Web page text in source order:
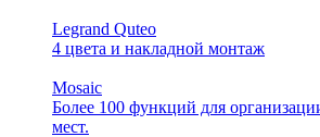
Legrand Quteo
4 цвета и накладной монтаж
Mosaic
Более 100 функций для
мест.